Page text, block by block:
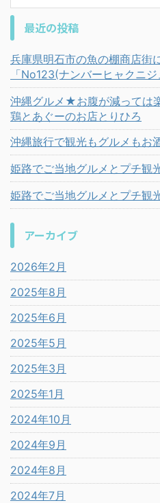
最近の投稿
兵庫県明石市の魚の棚商店街
「No123(ナンバーヒャクニ
沖縄グルメ★お腹が減っては
鶏とあぐーのお店とりひろ
沖縄旅行で観光もグルメもお
姫路でご当地グルメとプチ観
姫路でご当地グルメとプチ観
アーカイブ
2026年2月
2025年8月
2025年6月
2025年5月
2025年3月
2025年1月
2024年10月
2024年9月
2024年8月
2024年7月